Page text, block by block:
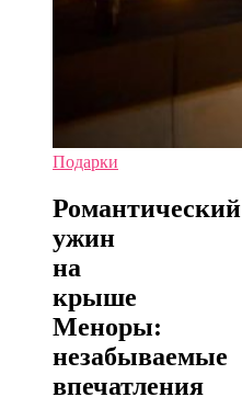
Подарки
Романтический
ужин
на
крыше
Меноры:
незабываемые
впечатления